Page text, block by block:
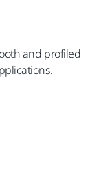
and profiled